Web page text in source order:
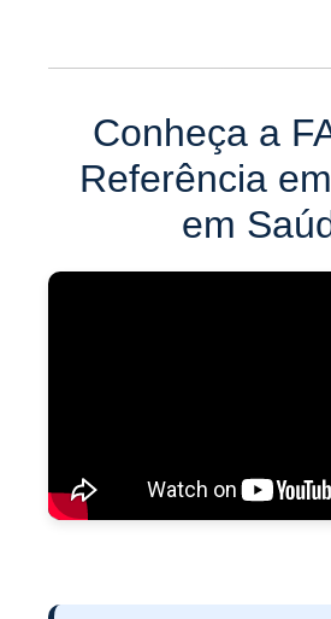
Conheça a
Referência
em